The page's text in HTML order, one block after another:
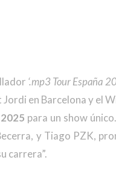
‘.mp3 Tour España
Jordi en Barcelona y el
para un show
y Tiago PZK,
carrera”.